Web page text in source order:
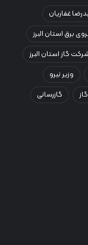
غفاریان
برق استان البرز
گاز استان البرز
وزیر نیرو
گاز گازرسانی